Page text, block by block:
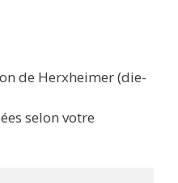
de Herxheimer (die-
selon votre